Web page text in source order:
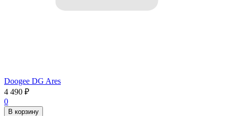
Doogee DG Ares
4 490 ₽
0
В корзину